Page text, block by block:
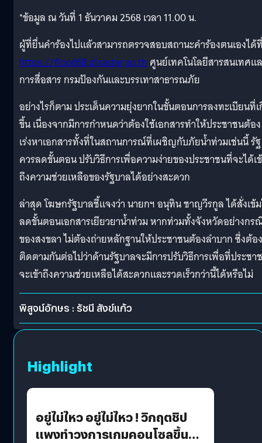
*ข้อมูล ณ วันที่ 1 ธันวาคม 2568 เวลา 11.00 น.
ผู้ที่ยื่นคำร้องไปแล้วสามารถตรวจสอบสถานะคำร้องตนเองได้
https://flood68.disaster.go.thศูนย์เทคโนโลยีสารสนเทศแ
การสื่อสาร กรมป้องกันและบรรเทาสาธารณภัย
อย่างไรก็ตาม ประเด็นความยุ่งยากในขั้นตอนการลงทะเบียนที่
ขึ้น เนื่องจากมีการกำหนดว่าต้องใช้เอกสารทำให้ประชาชนต้อง
เร่งหาเอกสารทั้งที่ในสถานการณ์ที่เผชิญกับภัยน้ำท่วมเช่นนี้ รัฐ
ควรลดขั้นตอน ปรับวิธีการเพื่อความง่ายของประชาชนที่จะได้เ
ถึงความช่วยเหลือของรัฐบาลได้อย่างสะดวก
ล่าสุด โฆษกรัฐบาลชี้แจงว่า นายกฯ อนุทิน ชาญวีรกูล ได้สั่งเข้
ลดขั้นตอนเอกสารเยียวยาน้ำท่วม หากท่วมทั้งจังหวัดอย่างกร
ของสงขลา ไม่ต้องถ่ายหลักฐานให้ประชาชนต้องลำบาก ซึ่งต้อง
ติดตามกันต่อไปว่าด้านรัฐบาลจะมีการปรับวิธีการเพื่อที่ประชา
จะเข้าถึงความช่วยเหลือได้สะดวกและรวดเร็วกว่านี้ได้หรือไม่
พิสูจน์อักษร : รัชนี สังข์แก้ว
Highlight
อยู่ไม่ไหว อยู่ไม่ไหว ! วิกฤตชิป
แพงทำวงการเกมคอนโซลขึ้น